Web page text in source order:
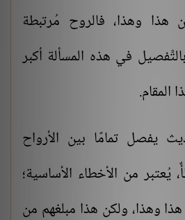
هذا وهذا، فالروح مُرتبطة
في هذه المسألة أكبر
المقام.
يفصل تمامًا بين الأرواح
يُعتبر من الأخطاء الأساسية؛
وهذا، ولكن هذا مبلغهم من